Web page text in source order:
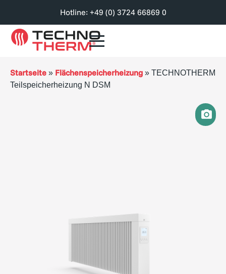
Hotline: +49 (0) 3724 66869 0
Startseite » Flächenspeicherheizung » TECHNOTHERM
Teilspeicherheizung N DSM